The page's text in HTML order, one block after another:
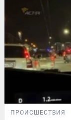
ПРОИСШЕСТВИЯ